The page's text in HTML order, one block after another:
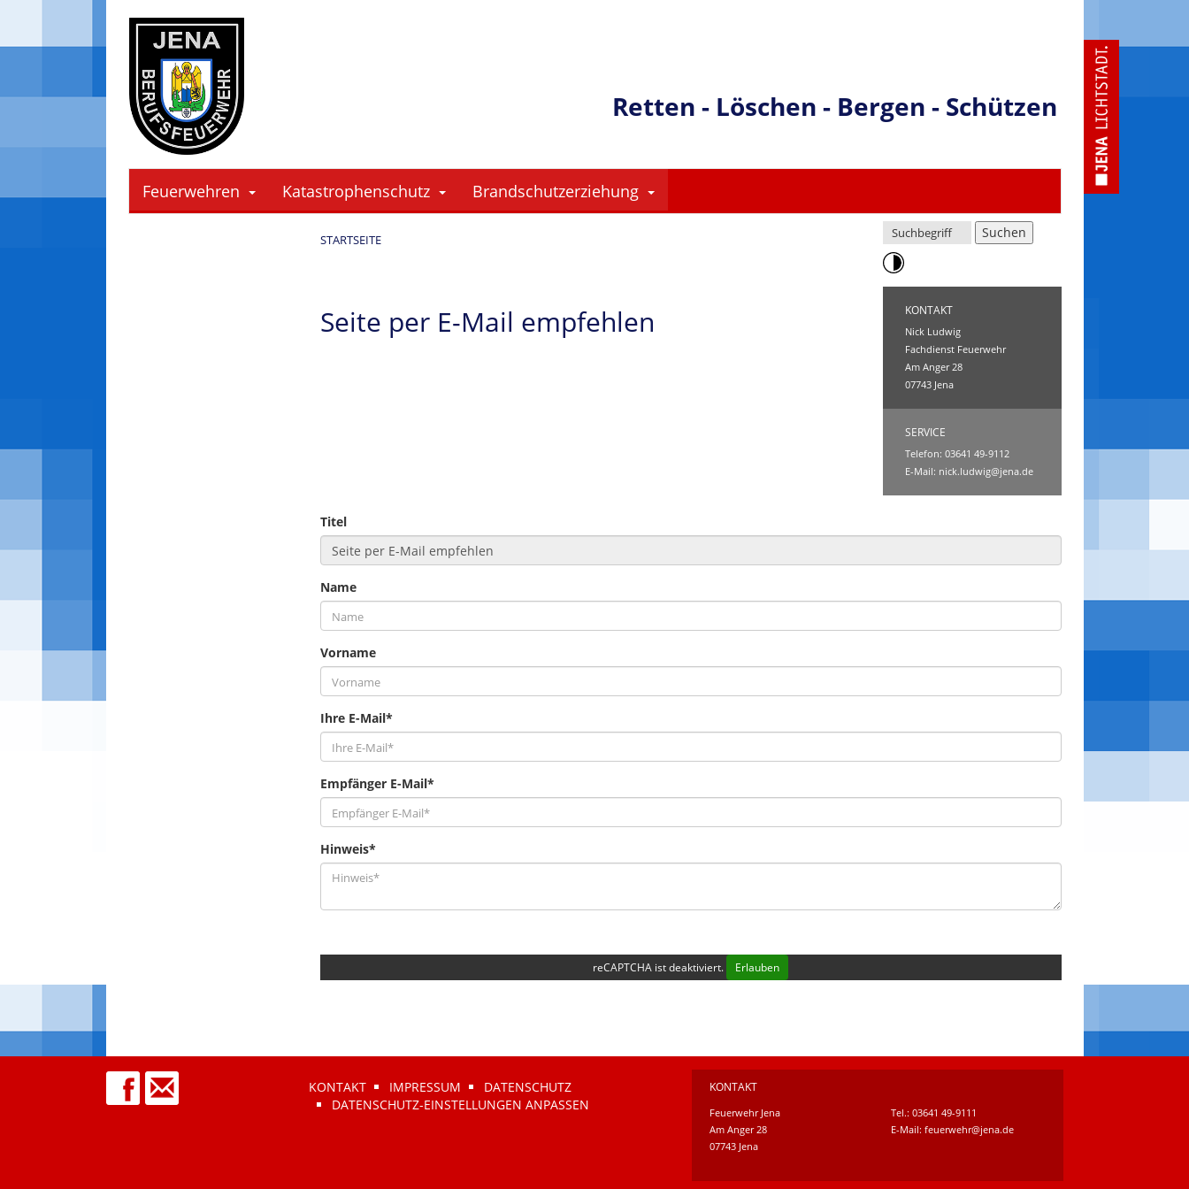
Retten - Löschen - Bergen - Schützen
Feuerwehren Katastrophenschutz Brandschutzerziehung
STARTSEITE
Seite per E-Mail empfehlen KONTAKT
Nick Ludwig
Fachdienst Feuerwehr
Am Anger 28
07743 Jena
SERVICE
Telefon: 03641 49-9112
E-Mail: nick.ludwig@jena.de
Titel
Name
Vorname
Ihre E-Mail*
Empfänger E-Mail*
Hinweis*
reCAPTCHA ist deaktiviert. Erlauben
KONTAKT IMPRESSUM
DATENSCHUTZ
DATENSCHUTZ-EINSTELLUNGEN ANPASSEN
KONTAKT
Feuerwehr Jena
Am Anger 28
07743 Jena
Tel.: 03641 49-9111
E-Mail: feuerwehr@jena.de